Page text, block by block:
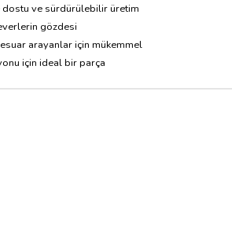
ve sürdürülebilir üretim
gözdesi
arayanlar için mükemmel
için ideal bir parça